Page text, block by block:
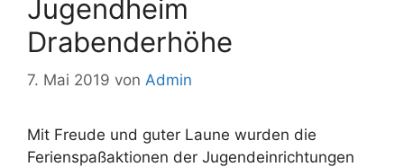
Jugendheim
Drabenderhöhe
7. Mai 2019 von Admin
Mit Freude und guter Laune wurden die
Ferienspaßaktionen der Jugendeinrichtungen